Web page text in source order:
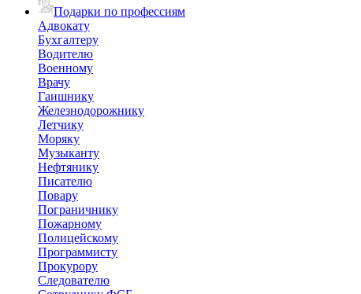
Подарки по профессиям
Адвокату
Бухгалтеру
Водителю
Военному
Врачу
Гаишнику
Железнодорожнику
Летчику
Моряку
Музыканту
Нефтянику
Писателю
Повару
Пограничнику
Пожарному
Полицейскому
Программисту
Прокурору
Следователю